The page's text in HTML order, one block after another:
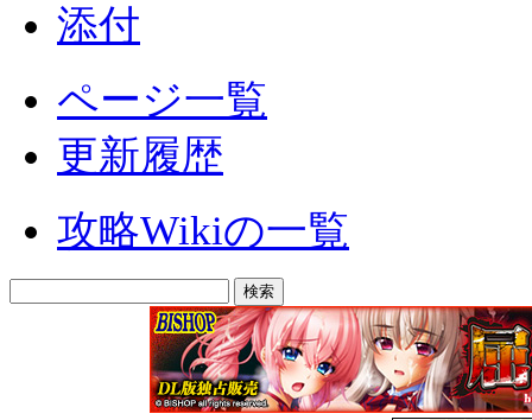
添付
ページ一覧
更新履歴
攻略Wikiの一覧